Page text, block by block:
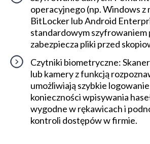
operacyjnego (np. Windows z
BitLocker lub Android
standardowym szyfrowaniem
zabezpiecza pliki przed
Czytniki biometryczne:
lub kamery z funkcją
umożliwiają szybkie
konieczności wpisywania
wygodne w rękawicach i
kontroli dostępów w firmie.